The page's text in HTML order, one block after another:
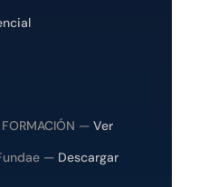
— Ver
— Descargar